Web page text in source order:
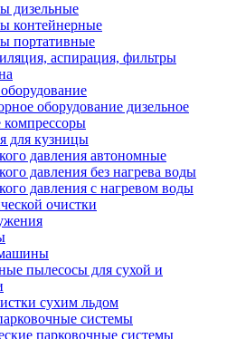
дизельные
контейнерные
портативные
аспирация, фильтры
оборудование дизельное
для кузницы
давления автономные
давления без нагрева воды
давления с нагревом воды
очистки
пылесосы для сухой и
сухим льдом
системы
парковочные системы